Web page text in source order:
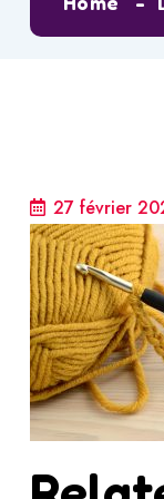
27 février